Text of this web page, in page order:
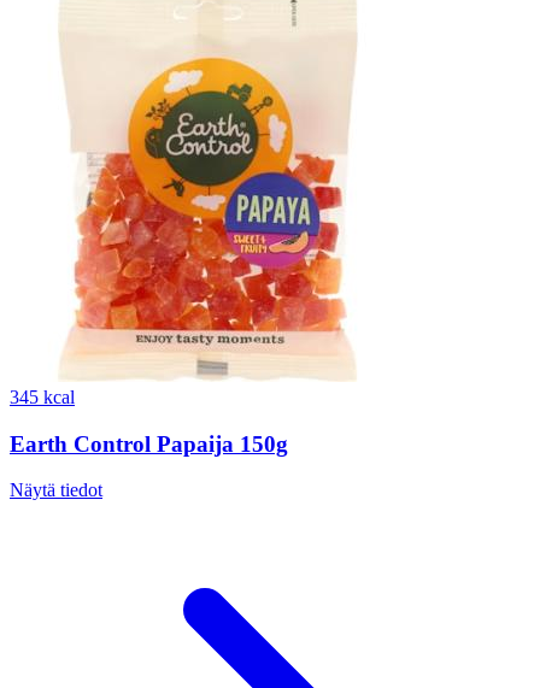
345 kcal
Earth Control Papaija 150g
Näytä tiedot